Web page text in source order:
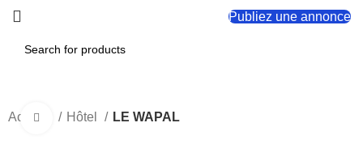
Publiez une annonce
Accueil Hôtel LE WAPAL
Click to enlarge